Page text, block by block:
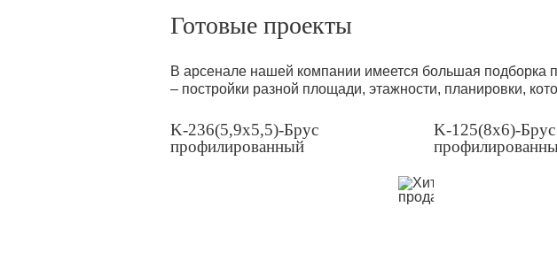
Готовые проекты
В арсенале нашей компании имеется большая подборка
– постройки разной площади, этажности, планировки,
K-236(5,9x5,5)-Брус
профилированный
K-125(8х6)-Брус